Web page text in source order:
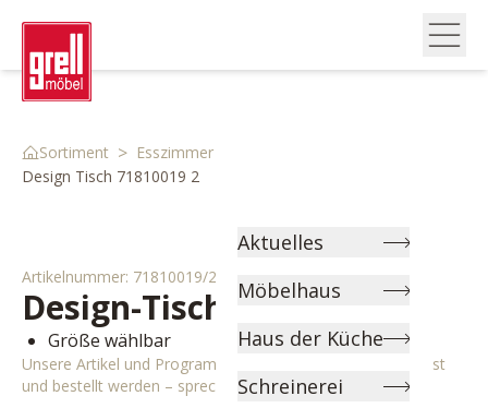
Aktuelles
Möbelhaus
Haus der Küche
Schreinerei
Sortiment > Esszimmer
Design Tisch 71810019 2
Artikelnummer: 71810019/2
Design-Tisch Leonie
Größe wählbar
Unsere Artikel und Programme können individuell angepasst
und bestellt werden – sprechen Sie uns gerne an!